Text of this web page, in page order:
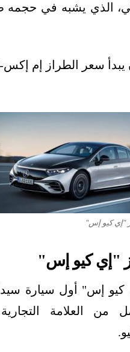
الذي يشبه في
"إي كيو إس"
"إي كيو إس"
كيو إس" أول سيارة
من العلامة